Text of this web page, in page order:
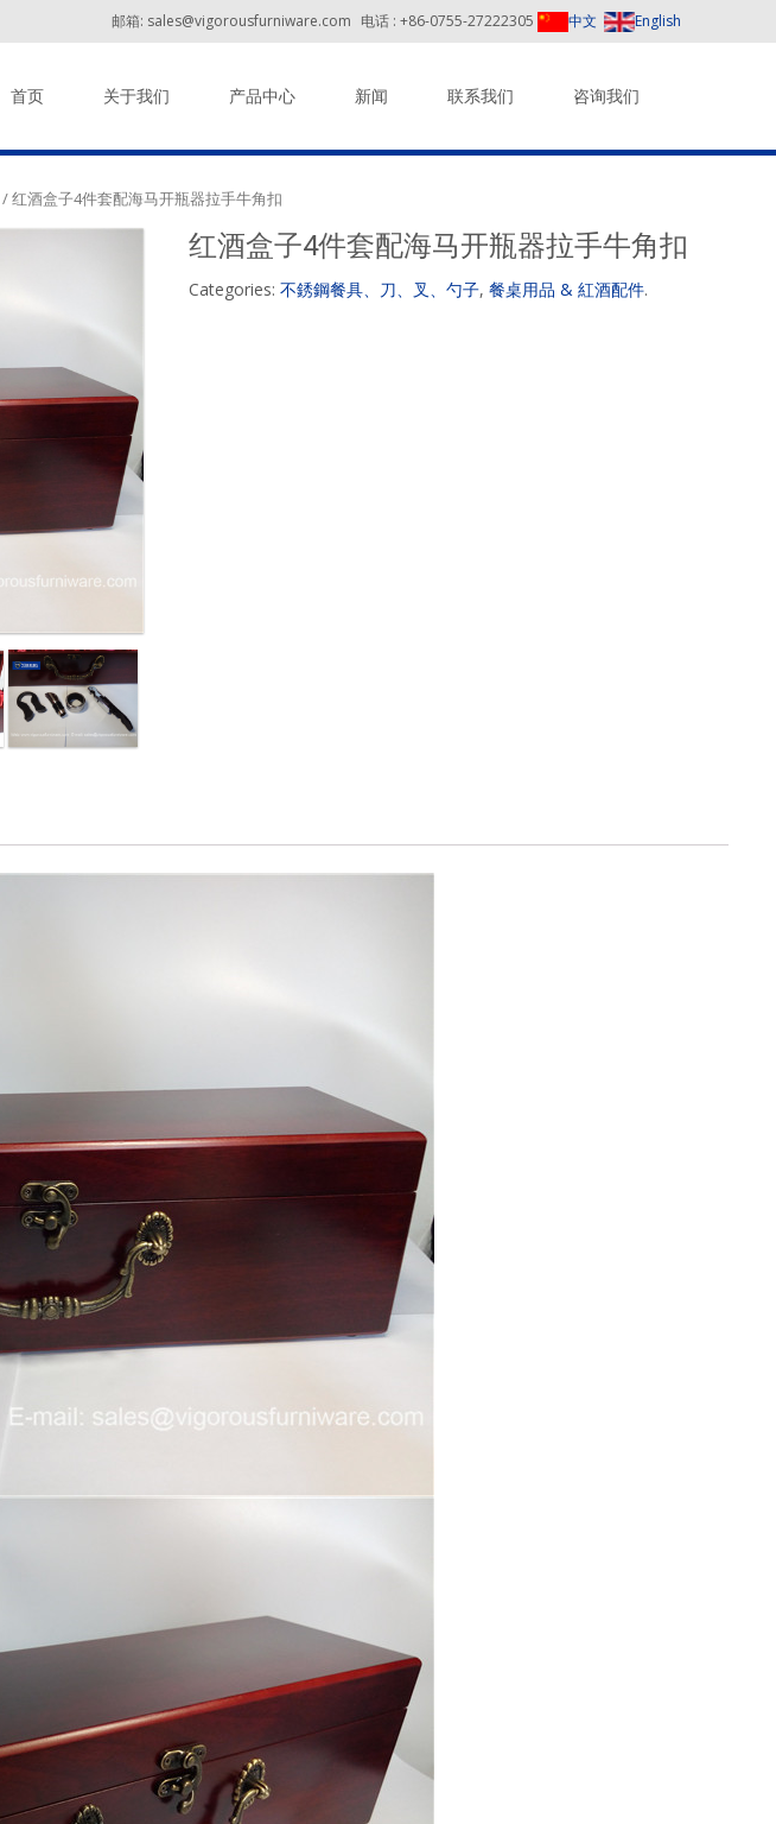
电话 : +86-0755-27222305 中文 English
邮箱: sales@vigorousfurniware.com
首页
关于我们 产品中心 新闻 联系我们 咨询我们
/ 红酒盒子4件套配海马开瓶器拉手牛角扣
红酒盒子4件套配海马开瓶器拉手牛角扣
Categories: 不銹鋼餐具、刀、叉、勺子, 餐桌用品 & 紅酒配件.